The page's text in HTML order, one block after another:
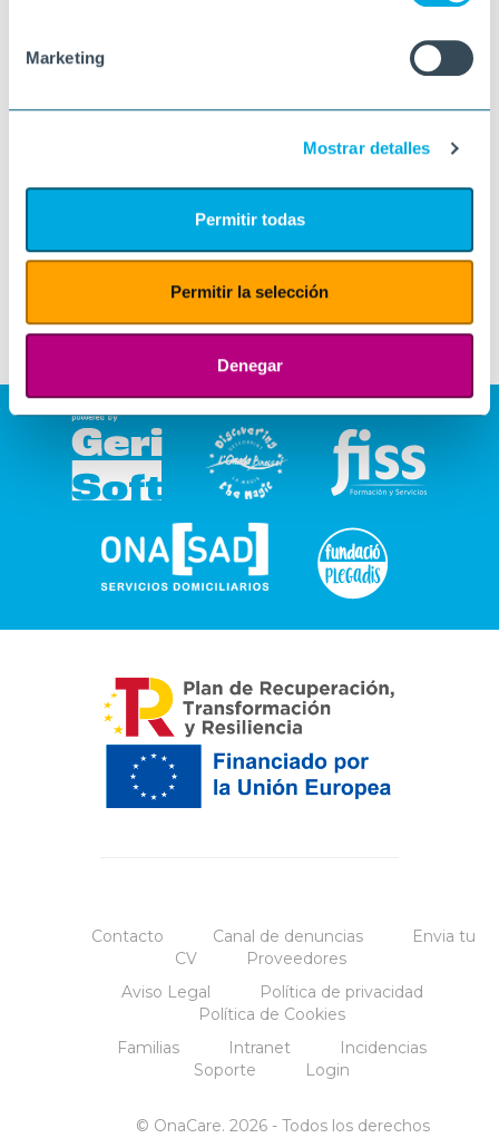
Marketing
Mostrar detalles
Permitir todas
Permitir la selección
Denegar
Contacto Canal de denuncias
Envia tu
CV
Proveedores
Aviso Legal
Política de privacidad
Política de Cookies
Familias
Intranet
Incidencias
Soporte
Login
© OnaCare. 2026 - Todos los derechos